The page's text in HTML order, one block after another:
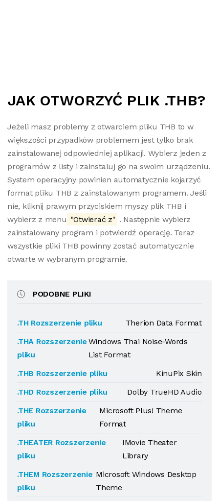
JAK OTWORZYĆ PLIK .THB?
Jeżeli masz problemy z otwarciem pliku THB to w
większości przypadków problemem jest tylko brak
zainstalowanej odpowiedniej aplikacji. Wybierz jeden z
programów z listy i zainstaluj go na swoim urządzeniu.
System operacyjny powinien automatycznie kojarzyć
format pliku THB z zainstalowanym programem. Jeśli
nie, kliknij prawym przyciskiem myszy plik THB i
wybierz z menu "Otwierać z" . Następnie wybierz
zainstalowany program i potwierdź operację. Teraz
wszystkie pliki THB powinny zostać automatycznie
otwarte w wybranym programie.
PODOBNE PLIKI
.TH Rozszerzenie pliku
Therion Data Format
.THA Rozszerzenie
pliku
Windows Thai Noise-Words
List Format
.THB Rozszerzenie pliku
KinuPix Skin
.THD Rozszerzenie pliku
Dolby TrueHD Audio
.THE Rozszerzenie
pliku
Microsoft Plus! Theme
Format
.THEATER Rozszerzenie
pliku
IMovie Theater
Library
.THEM Rozszerzenie
pliku
Microsoft Windows Desktop
Theme